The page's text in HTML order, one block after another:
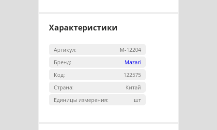
Характеристики
Артикул:
M-12204
Бренд:
Mazari
Код:
122575
Страна:
Китай
Единицы измерения:
шт